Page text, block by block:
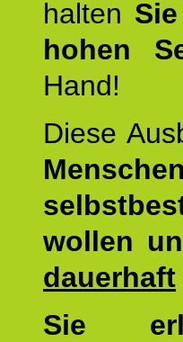
halten Sie
hohen
Hand!
Diese
wollen
dauerhaft
Sie